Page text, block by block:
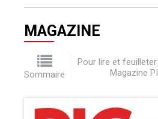
MAGAZINE
Sommaire
Pour lire et
Magazine